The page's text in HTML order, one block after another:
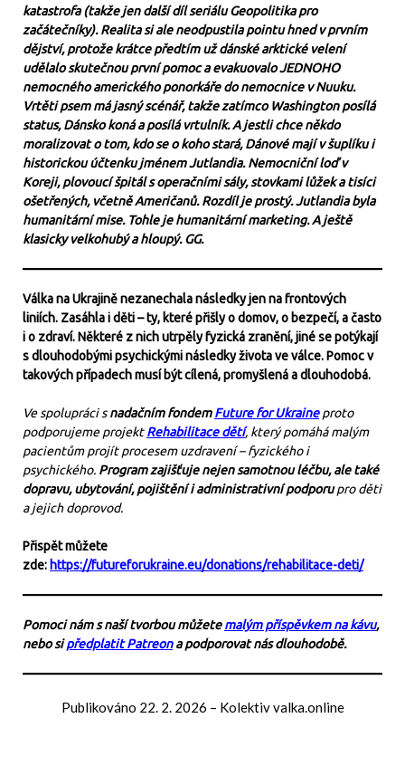
katastrofa (takže jen další díl seriálu Geopolitika pro
začátečníky). Realita si ale neodpustila pointu hned v prvním
dějství, protože krátce předtím už dánské arktické velení
udělalo skutečnou první pomoc a evakuovalo JEDNOHO
nemocného amerického ponorkáře do nemocnice v Nuuku.
Vrtěti psem má jasný scénář, takže zatímco Washington posílá
status, Dánsko koná a posílá vrtulník. A jestli chce někdo
moralizovat o tom, kdo se o koho stará, Dánové mají v šuplíku i
historickou účtenku jménem Jutlandia. Nemocniční loď v
Koreji, plovoucí špitál s operačními sály, stovkami lůžek a tisíci
ošetřených, včetně Američanů. Rozdíl je prostý. Jutlandia byla
humanitární mise. Tohle je humanitární marketing. A ještě
klasicky velkohubý a hloupý. GG.
Válka na Ukrajině nezanechala následky jen na frontových
liniích. Zasáhla i děti – ty, které přišly o domov, o bezpečí, a často
i o zdraví. Některé z nich utrpěly fyzická zranění, jiné se potýkají
s dlouhodobými psychickými následky života ve válce. Pomoc v
takových případech musí být cílená, promyšlená a dlouhodobá.
Ve spolupráci snadačním fondemFuture for Ukraineproto
podporujeme projektRehabilitace dětí, který pomáhá malým
pacientům projít procesem uzdravení – fyzického i
psychického. Program zajišťuje nejen samotnou léčbu, ale také
dopravu, ubytování, pojištění i administrativní podporupro děti
a jejich doprovod.
Přispět můžete
zde: https://futureforukraine.eu/donations/rehabilitace-deti/
Pomoci nám s naší tvorbou můžetemalým příspěvkem na kávu,
nebo sipředplatit Patreona podporovat nás dlouhodobě.
Publikováno 22. 2. 2026 – Kolektiv valka.online